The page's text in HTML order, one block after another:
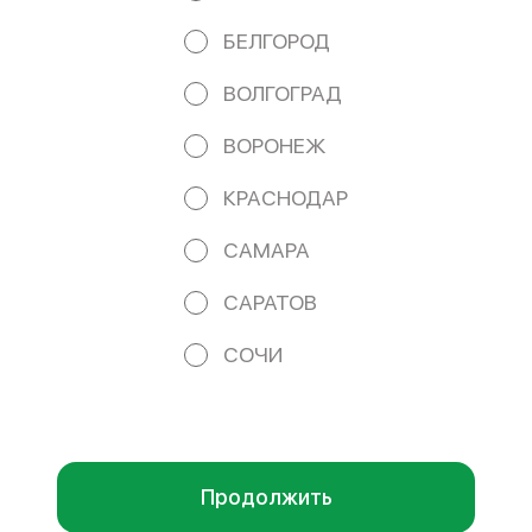
аналитических сервисов согласно нашейполитике
конфиденциальности
Работает на эффективном ядреFoodpicásso
ПОЛИТИКА КОНФИДЕНЦИАЛЬНОСТИ
БЕЛГОРОД
ВОЛГОГРАД
ВОРОНЕЖ
КРАСНОДАР
САМАРА
САРАТОВ
СОЧИ